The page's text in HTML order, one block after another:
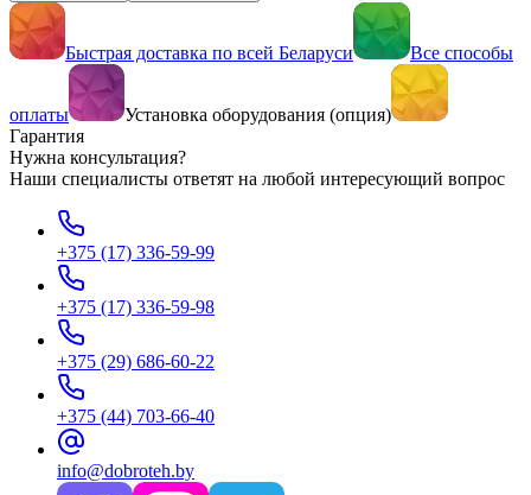
Быстрая доставка по всей Беларуси Все способы
оплаты
Установка оборудования (опция)
Гарантия
Нужна консультация?
Наши специалисты ответят на любой интересующий вопрос
+375 (17) 336-59-99
+375 (17) 336-59-98
+375 (29) 686-60-22
+375 (44) 703-66-40
info@dobroteh.by